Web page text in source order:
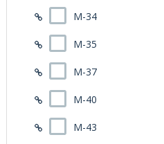
M-34
M-35
M-37
M-40
M-43